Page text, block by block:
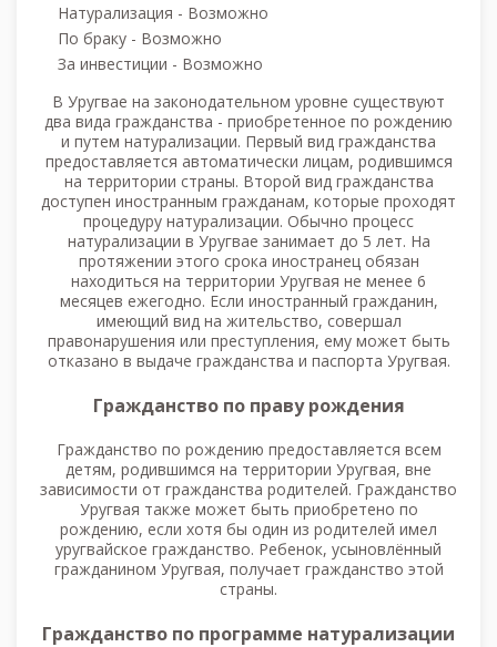
Натурализация - Возможно
По браку - Возможно
За инвестиции - Возможно
В Уругвае на законодательном уровне существуют
два вида гражданства - приобретенное по рождению
и путем натурализации. Первый вид гражданства
предоставляется автоматически лицам, родившимся
на территории страны. Второй вид гражданства
доступен иностранным гражданам, которые проходят
процедуру натурализации. Обычно процесс
натурализации в Уругвае занимает до 5 лет. На
протяжении этого срока иностранец обязан
находиться на территории Уругвая не менее 6
месяцев ежегодно. Если иностранный гражданин,
имеющий вид на жительство, совершал
правонарушения или преступления, ему может быть
отказано в выдаче гражданства и паспорта Уругвая.
Гражданство по праву рождения
Гражданство по рождению предоставляется всем
детям, родившимся на территории Уругвая, вне
зависимости от гражданства родителей. Гражданство
Уругвая также может быть приобретено по
рождению, если хотя бы один из родителей имел
уругвайское гражданство. Ребенок, усыновлённый
гражданином Уругвая, получает гражданство этой
страны.
Гражданство по программе натурализации